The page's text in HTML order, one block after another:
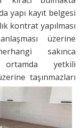
yapı kayıt belgesi
kontrat yapılması
üzerine
sakınca
ortamda yetkili
taşınmazları